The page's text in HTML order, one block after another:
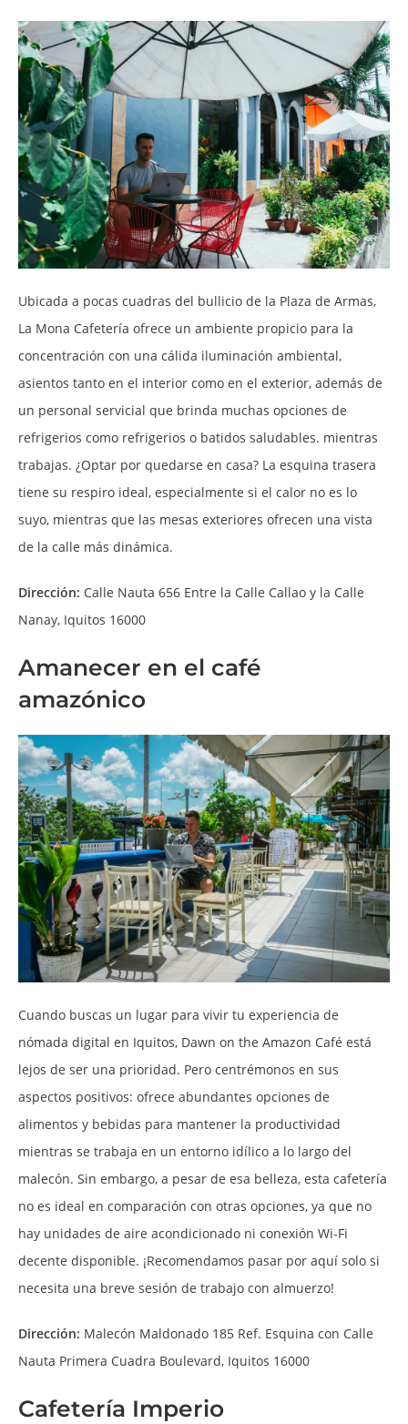
Ubicada a pocas cuadras del bullicio de la Plaza de Armas,
La Mona Cafetería ofrece un ambiente propicio para la
concentración con una cálida iluminación ambiental,
asientos tanto en el interior como en el exterior, además de
un personal servicial que brinda muchas opciones de
refrigerios como refrigerios o batidos saludables. mientras
trabajas. ¿Optar por quedarse en casa? La esquina trasera
tiene su respiro ideal, especialmente si el calor no es lo
suyo, mientras que las mesas exteriores ofrecen una vista
de la calle más dinámica.
Dirección: Calle Nauta 656 Entre la Calle Callao y la Calle
Nanay, Iquitos 16000
Amanecer en el café
amazónico
Cuando buscas un lugar para vivir tu experiencia de
nómada digital en Iquitos, Dawn on the Amazon Café está
lejos de ser una prioridad. Pero centrémonos en sus
aspectos positivos: ofrece abundantes opciones de
alimentos y bebidas para mantener la productividad
mientras se trabaja en un entorno idílico a lo largo del
malecón. Sin embargo, a pesar de esa belleza, esta cafetería
no es ideal en comparación con otras opciones, ya que no
hay unidades de aire acondicionado ni conexión Wi-Fi
decente disponible. ¡Recomendamos pasar por aquí solo si
necesita una breve sesión de trabajo con almuerzo!
Dirección: Malecón Maldonado 185 Ref. Esquina con Calle
Nauta Primera Cuadra Boulevard, Iquitos 16000
Cafetería Imperio